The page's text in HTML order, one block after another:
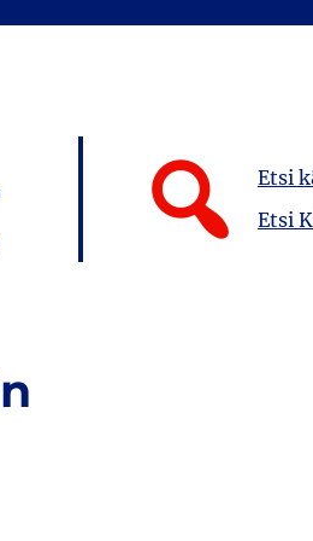
Etsi
Etsi